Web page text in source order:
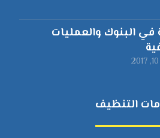
البنوك والعمليات
التنظيف